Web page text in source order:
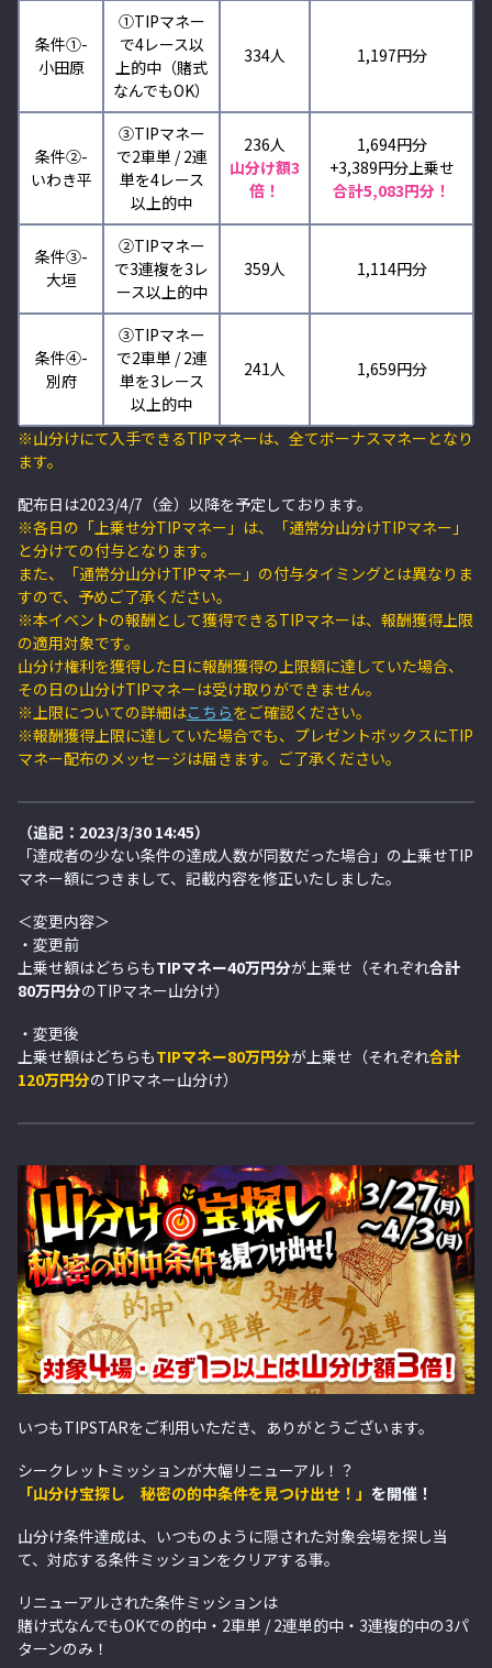
条件①-
小田原
①TIPマネー
で4レース以
上的中（賭式
なんでもOK）
334人 1,197円分
条件②-
いわき平
③TIPマネー
で2車単 / 2連
単を4レース
以上的中
236人
山分け額3
倍！
1,694円分
+3,389円分上乗せ
合計5,083円分！
条件③-
大垣
②TIPマネー
で3連複を3レ
ース以上的中
359人 1,114円分
条件④-
別府
③TIPマネー
で2車単 / 2連
単を3レース
以上的中
241人 1,659円分
※山分けにて入手できるTIPマネーは、全てボーナスマネーとなり
ます。
配布日は2023/4/7（金）以降を予定しております。
※各日の「上乗せ分TIPマネー」は、「通常分山分けTIPマネー」
と分けての付与となります。
また、「通常分山分けTIPマネー」の付与タイミングとは異なりま
すので、予めご了承ください。
※本イベントの報酬として獲得できるTIPマネーは、報酬獲得上限
の適用対象です。
山分け権利を獲得した日に報酬獲得の上限額に達していた場合、
その日の山分けTIPマネーは受け取りができません。
※上限についての詳細はこちらをご確認ください。
※報酬獲得上限に達していた場合でも、プレゼントボックスにTIP
マネー配布のメッセージは届きます。ご了承ください。
（追記：2023/3/30 14:45）
「達成者の少ない条件の達成人数が同数だった場合」の上乗せTIP
マネー額につきまして、記載内容を修正いたしました。
＜変更内容＞
・変更前
上乗せ額はどちらもTIPマネー40万円分が上乗せ（それぞれ合計
80万円分のTIPマネー山分け）
・変更後
上乗せ額はどちらもTIPマネー80万円分が上乗せ（それぞれ合計
120万円分のTIPマネー山分け）
いつもTIPSTARをご利用いただき、ありがとうございます。
シークレットミッションが大幅リニューアル！？
「山分け宝探し 秘密の的中条件を見つけ出せ！」 を開催！
山分け条件達成は、いつものように隠された対象会場を探し当
て、対応する条件ミッションをクリアする事。
リニューアルされた条件ミッションは
賭け式なんでもOKでの的中・2車単 / 2連単的中・3連複的中の3パ
ターンのみ！